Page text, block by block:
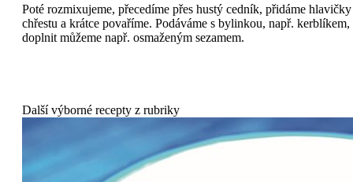
Poté rozmixujeme, přecedíme přes hustý cedník, přidáme hlavičky
chřestu a krátce povaříme. Podáváme s bylinkou, např. kerblíkem,
doplnit můžeme např. osmaženým sezamem.
Další výborné recepty z rubriky